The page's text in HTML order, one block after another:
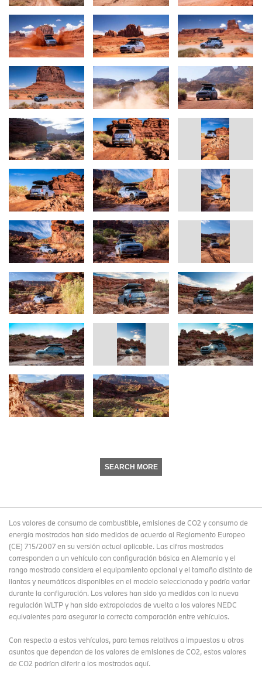
SEARCH MORE
Los valores de consumo de combustible, emisiones de CO2 y consumo de
energía mostrados han sido medidos de acuerdo al Reglamento Europeo
(CE) 715/2007 en su versión actual aplicable. Las cifras mostradas
corresponden a un vehículo con configuración básica en Alemania y el
rango mostrado considera el equipamiento opcional y el tamaño distinto de
llantas y neumáticos disponibles en el modelo seleccionado y podría variar
durante la configuración. Los valores han sido ya medidos con la nueva
regulación WLTP y han sido extrapolados de vuelta a los valores NEDC
equivalentes para asegurar la correcta comparación entre vehículos.
Con respecto a estos vehículos, para temas relativos a impuestos u otros
asuntos que dependan de los valores de emisiones de CO2, estos valores
de CO2 podrían diferir a los mostrados aquí.